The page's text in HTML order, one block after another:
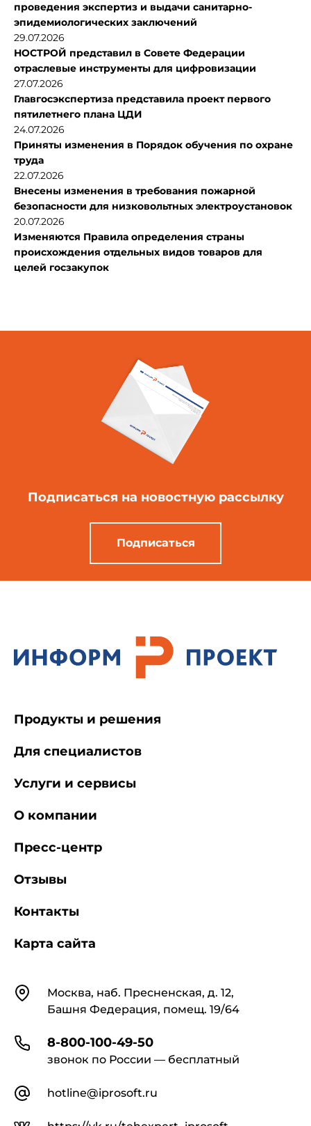
проведения экспертиз и выдачи санитарно-
эпидемиологических заключений
29.07.2026
НОСТРОЙ представил в Совете Федерации
отраслевые инструменты для цифровизации
27.07.2026
Главгосэкспертиза представила проект первого
пятилетнего плана ЦДИ
24.07.2026
Приняты изменения в Порядок обучения по охране
труда
22.07.2026
Внесены изменения в требования пожарной
безопасности для низковольтных электроустановок
20.07.2026
Изменяются Правила определения страны
происхождения отдельных видов товаров для
целей госзакупок
Подписаться на новостную рассылку
Подписаться
КонтактыМосква, наб. Пресненская, д. 12,
Башня Федерация, помещ. 19/64
8-800-100-49-50
звонок по России — бесплатный
hotline@iprosoft.ru
Продукты и решения
Для специалистов
Услуги и сервисы
О компании
Пресс-центр
Отзывы
Контакты
Карта сайта